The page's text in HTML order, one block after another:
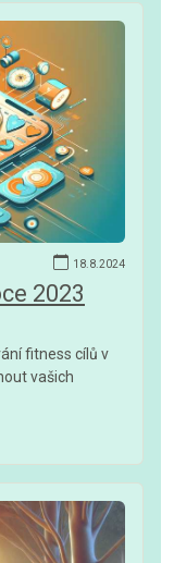
18.8.2024
2023
fitness cílů v
vašich